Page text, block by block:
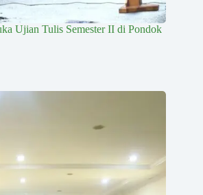
Ujian Tulis Semester II di Pondok